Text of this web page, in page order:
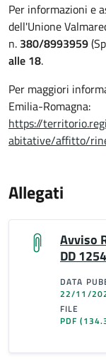
Per informazioni e
dell'Unione
n. 380/8993959
alle 18.
Per maggiori
Emilia-Romagna:
https://
abitative/affitto/
Allegati
Avviso
DD
DATA
22/11/
FILE
PDF